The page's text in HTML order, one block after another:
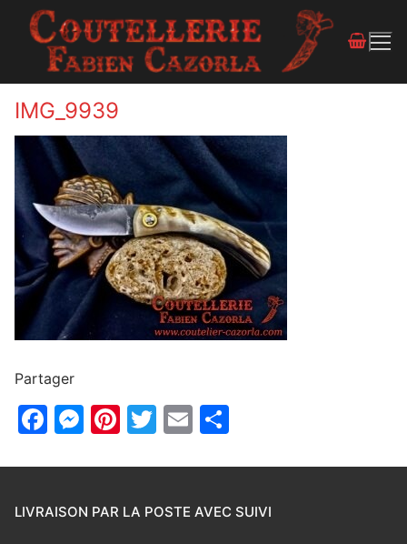
IMG_9939
Partager
Facebook
Messenger
Pinterest
Twitter
Email
LIVRAISON PAR LA POSTE AVEC SUIVI